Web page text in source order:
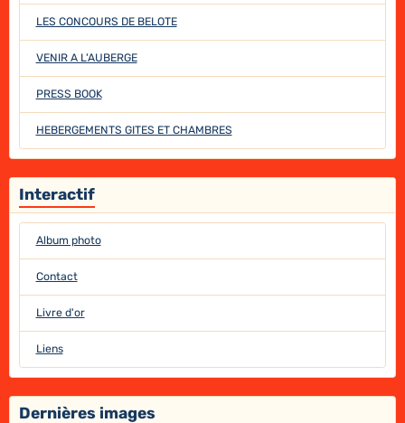
LES CONCOURS DE BELOTE
VENIR A L'AUBERGE
PRESS BOOK
HEBERGEMENTS GITES ET CHAMBRES
Interactif
Album photo
Contact
Livre d'or
Liens
Dernières images